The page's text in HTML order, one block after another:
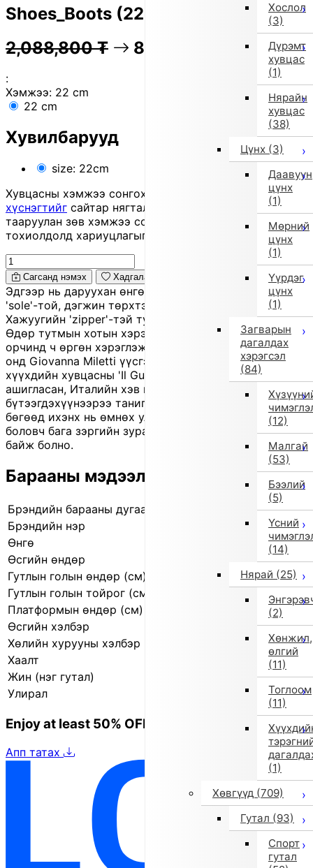
Хослол
(3)
Дүрэмт
хувцас
(1)
Нярайн
хувцас
(38)
Цүнх (3)
Даавуун
цүнх
(1)
Мөрний
цүнх
(1)
Үүрдэг
цүнх
(1)
Загварын
дагалдах
хэрэгсэл
(84)
(12)
Малгай
(53)
Бээлий
(5)
Үсний
(14)
Нярай (25)
(2)
Хөнжил,
өлгий
(11)
Тоглоом
(11)
(1)
Хөвгүүд (709)
Гутал (93)
Спорт
гутал
Shoes_Boots (22cm/Gray)
2,088,800 ₮ 81% OFF 417,400 ₮
:
Хэмжээ: 22 cm
22 cm
Хувилбарууд
size: 22cm
Хувцасны хэмжээ сонгохдоо
хэмжээ сонгох
хүснэгтийг сайтар нягталж, биеийн хэмжээтэйгээ
тааруулан зөв хэмжээ сонгоно уу, хувцас таарахгүй
тохиолдолд хариуцлагыг захиалагч өөрөө хүлээнэ.
Сагсанд нэмэх Хадгалах
Эдгээр нь даруухан өнгө, анхаарал татахуйц зузаан
'sole'-той, дэгжин төрхтэй 'lace-up boots' юм.
Хажуугийн 'zipper'-тэй тул өмсөж, тайлахад хялбар.
Өдөр тутмын хотын хэрэглээнээс эхлээд гадаа
орчинд ч өргөн хэрэглэж болох загвар. Брэнд: 1980
онд Giovanna Miletti үүсгэн байгуулсан Италийн
хүүхдийн хувцасны 'Il Gufo'. Байгалийн 'material'
ашигласан, Италийн хэв маягтай, гараар хийсэн
бүтээгдэхүүнээрээ танигдсан. Энэ нь 'outlet' бараа
бөгөөд ихэнх нь өмнөх улирлын шинэ бүтээгдэхүүн
боловч бага зэргийн зураас, үрчлээ, өнгө гандалттай
байж болно.
Барааны мэдээлэл
Брэндийн барааны дугаар
Брэндийн нэр
il gufo (Ил Гуфо)
Өнгө
Өсгийн өндөр
Гутлын голын өндөр (см)
Гутлын голын тойрог (см)
Платформын өндөр (см)
Өсгийн хэлбэр
Өндөр ултай өсгий
Хөлийн хурууны хэлбэр
Хаалт
Жин (нэг гутал)
Улирал
2025 оны намар/өвөл
Enjoy at least 50% OFF Tokyo fashion
Апп татах